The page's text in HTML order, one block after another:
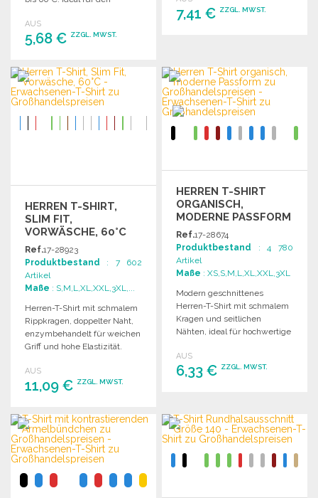
AUS
5,68 € ZZGL. MWST.
BESTELLEN
Angebot anfordern
7,41 € ZZGL. MWST.
Angebot anfordern
HERREN T-SHIRT,
SLIM FIT,
VORWÄSCHE, 60°C
Ref.17-28923
Produktbestand : 7 602
Artikel
Maße : S,M,L,XL,XXL,3XL,...
Herren-T-Shirt mit schmalem
Rippkragen, doppelter Naht,
enzymbehandelt für weichen
Griff und hohe Elastizität.
bis 60°C.
AUS
11,09 € ZZGL. MWST.
BESTELLEN
Angebot anfordern
HERREN T-SHIRT
ORGANISCH,
MODERNE PASSFORM
Ref.17-28674
Produktbestand : 4 780
Artikel
Maße : XS,S,M,L,XL,XXL,3XL
Modern geschnittenes
Herren-T-Shirt mit schmalem
Kragen und seitlichen
Nähten, ideal für hochwertige
Markenetikett.
AUS
6,33 € ZZGL. MWST.
Angebot anfordern